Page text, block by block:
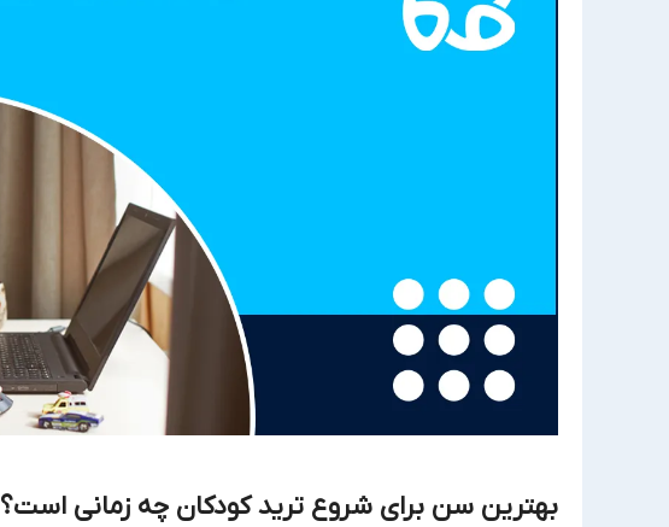
بهترین سن برای شروع ترید کودکان چه زمانی است؟